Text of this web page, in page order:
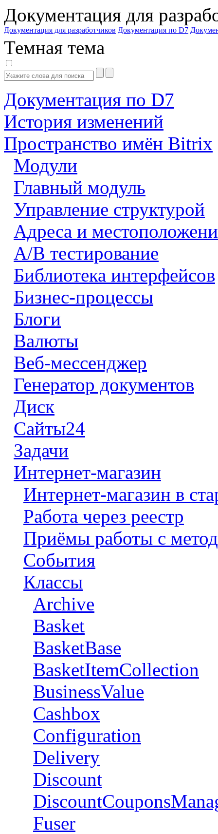
Документация для
Документация для разработчиков Документация по D7
Темная тема
Документация по D7
История изменений
Пространство имён Bitrix
Модули
Главный модуль
Управление структурой
Адреса и
А/В тестирование
Библиотека интерфейсов
Бизнес-процессы
Блоги
Валюты
Веб-мессенджер
Генератор документов
Диск
Сайты24
Задачи
Интернет-магазин
Интернет-магазин в
Работа через реестр
Приёмы работы с
События
Классы
Archive
Basket
BasketBase
BasketItemCollection
BusinessValue
Cashbox
Configuration
Delivery
Discount
Fuser